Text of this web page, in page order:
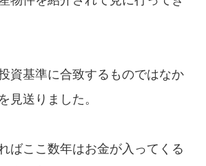
資基準に合致するものではなか
見送りました。
ばここ数年はお金が入ってくる